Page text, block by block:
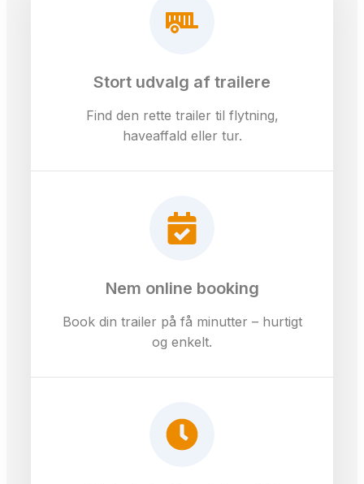
Stort udvalg af trailere
Find den rette trailer til flytning,
haveaffald eller tur.
Nem online booking
Book din trailer på få minutter – hurtigt
og enkelt.